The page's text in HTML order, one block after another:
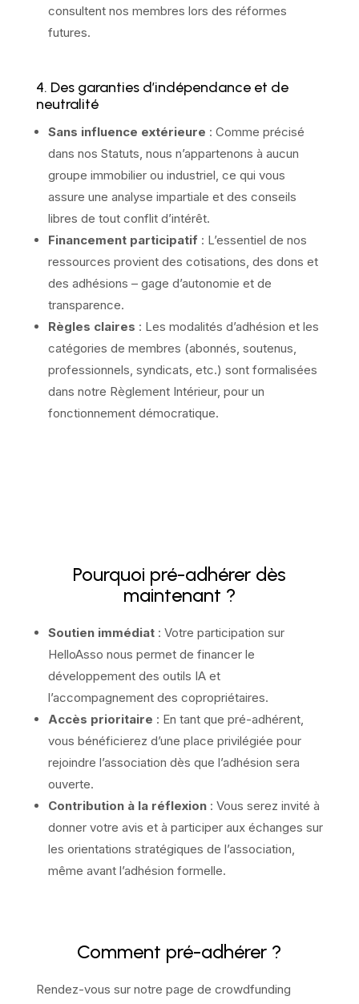
consultent nos membres lors des réformes
futures.
4. Des garanties d’indépendance et de
neutralité
Sans influence extérieure : Comme précisé
dans nos Statuts, nous n’appartenons à aucun
groupe immobilier ou industriel, ce qui vous
assure une analyse impartiale et des conseils
libres de tout conflit d’intérêt.
Financement participatif : L’essentiel de nos
ressources provient des cotisations, des dons et
des adhésions – gage d’autonomie et de
transparence.
Règles claires : Les modalités d’adhésion et les
catégories de membres (abonnés, soutenus,
professionnels, syndicats, etc.) sont formalisées
dans notre Règlement Intérieur, pour un
fonctionnement démocratique.
Pourquoi pré-adhérer dès
maintenant ?
Soutien immédiat: Votre participation sur
HelloAsso nous permet de financer le
développement des outils IA et
l’accompagnement des copropriétaires.
Accès prioritaire : En tant que pré-adhérent,
vous bénéficierez d’une place privilégiée pour
rejoindre l’association dès que l’adhésion sera
ouverte.
Contribution à la réflexion: Vous serez invité à
donner votre avis et à participer aux échanges sur
les orientations stratégiques de l’association,
même avant l’adhésion formelle.
Comment pré-adhérer ?
Rendez-vous sur notre page de crowdfunding